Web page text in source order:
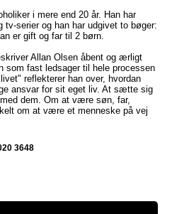
i mere end 20 år. Han har
serier og han har udgivet to bøger:
er gift og far til 2 børn.
Allan Olsen åbent og ærligt
som fast ledsager til hele processen
reflekterer han over, hvordan
ansvar for sit eget liv. At sætte sig
dem. Om at være søn, far,
om at være et menneske på vej
3648